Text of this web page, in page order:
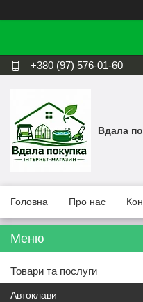
+380 (97) 576-01-60
Вдала
Головна Про нас
Товари та послуги
Автоклави